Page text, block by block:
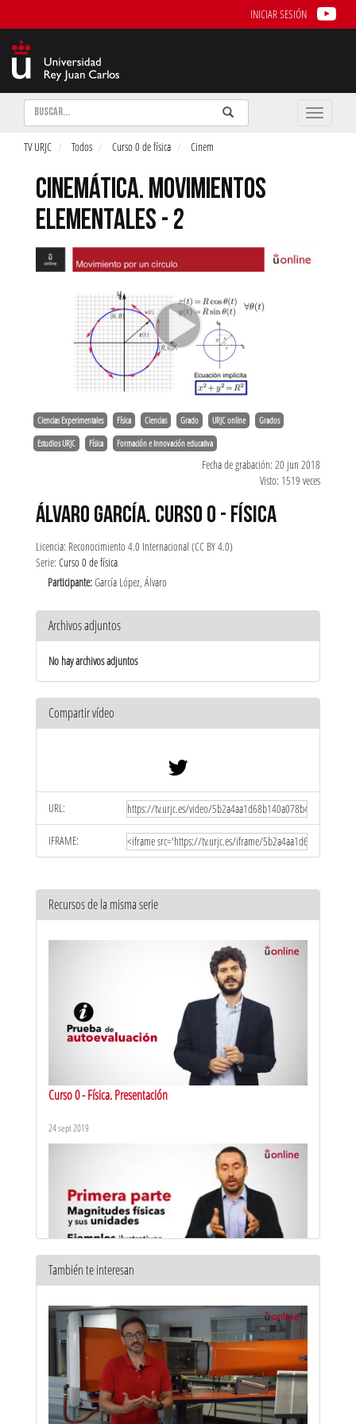
INICIAR SESIÓN
Buscar Enviar
Buscar
Toggle
TV URJC Todos Curso 0 de física Cinem
CINEMÁTICA. MOVIMIENTOS
ELEMENTALES - 2
Ciencias Experimentales Física Ciencias Grado URJC online Grados
Estudios URJC Física Formación e Innovación educativa
Fecha de grabación: 20 jun 2018
Visto: 1519 veces
ÁLVARO GARCÍA. CURSO 0 - FÍSICA
Licencia: Reconocimiento 4.0 Internacional (CC BY 4.0)
Serie: Curso 0 de física
Participante:García López, Álvaro
Archivos adjuntos
No hay archivos adjuntos
Compartir vídeo
URL:
IFRAME:
Recursos de la misma serie
Curso 0 - Física. Presentación
24 sept 2019
7 jun 2018
También te interesan